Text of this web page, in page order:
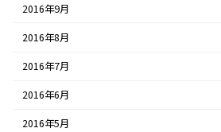
2016年9月
2016年8月
2016年7月
2016年6月
2016年5月